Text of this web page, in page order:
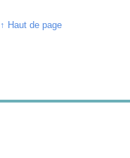
↑ Haut de page